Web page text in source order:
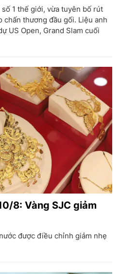
1 thế giới, vừa tuyên bố rút
chấn thương đầu gối. Liệu anh
US Open, Grand Slam cuối
8: Vàng SJC giảm
được điều chỉnh giảm nhẹ